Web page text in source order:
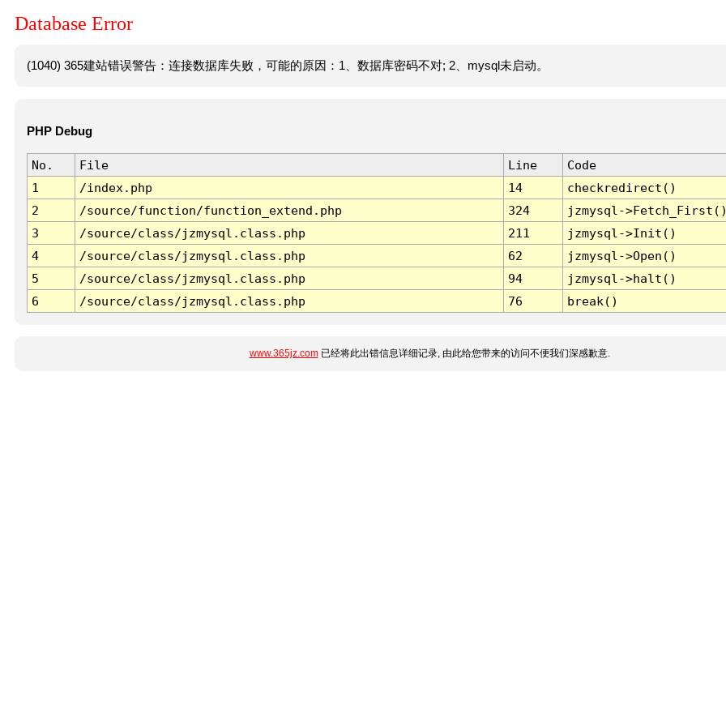
Database Error
(1040) 365建站错误警告：连接数据库失败，可能的原因：1、数据库密码不对; 2、mysql未启动。
PHP Debug
No. File Line
Code
1
/index.php 14
checkredirect()
2
/source/function/function_extend.php 324
jzmysql-
3
/source/class/jzmysql.class.php 211
jzmysql->Init()
4
/source/class/jzmysql.class.php 62
jzmysql->Open()
5
/source/class/jzmysql.class.php 94
jzmysql->halt()
6
/source/class/jzmysql.class.php 76 break()
www.365jz.com已经将此出错信息详细记录, 由此给您带来的访问不便我们深感歉意.